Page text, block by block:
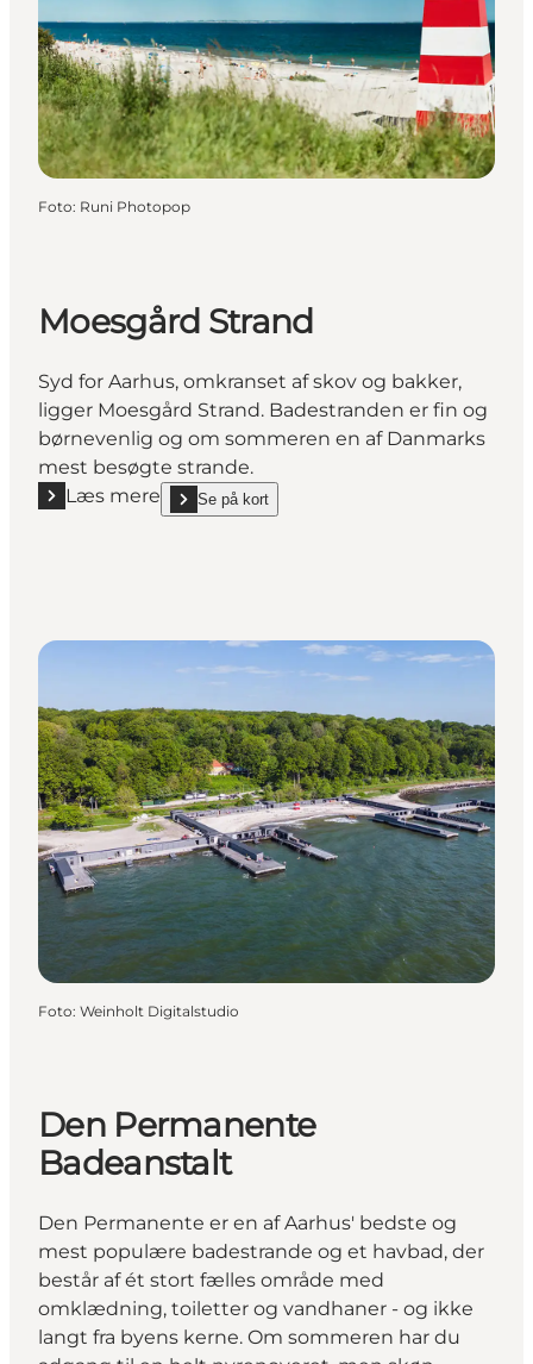
Foto: Runi Photopop
Moesgård Strand
Syd for Aarhus, omkranset af skov og bakker,
ligger Moesgård Strand. Badestranden er fin og
børnevenlig og om sommeren en af Danmarks
mest besøgte strande.
Læs mere
Læs mere "Moesgård Strand"
Se på kort
show Moesgård Strand on_map
Foto: Weinholt Digitalstudio
Den Permanente
Badeanstalt
Den Permanente er en af Aarhus' bedste og
mest populære badestrande og et havbad, der
består af ét stort fælles område med
omklædning, toiletter og vandhaner - og ikke
langt fra byens kerne. Om sommeren har du